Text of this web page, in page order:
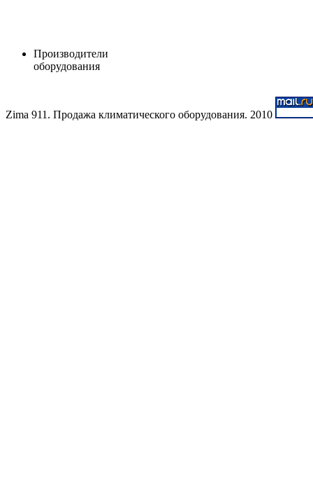
Производители
оборудования
Zima 911. Продажа климатического оборудования. 2010